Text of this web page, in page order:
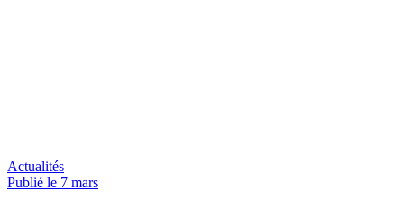
Actualités
Publié le 7 mars